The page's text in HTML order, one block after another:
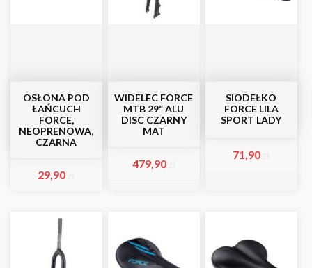
OSŁONA POD
ŁAŃCUCH
FORCE,
NEOPRENOWA,
CZARNA
29,90
WIDELEC FORCE
MTB 29“ ALU
DISC CZARNY
MAT
479,90
SIODEŁKO
FORCE LILA
SPORT LADY
71,90